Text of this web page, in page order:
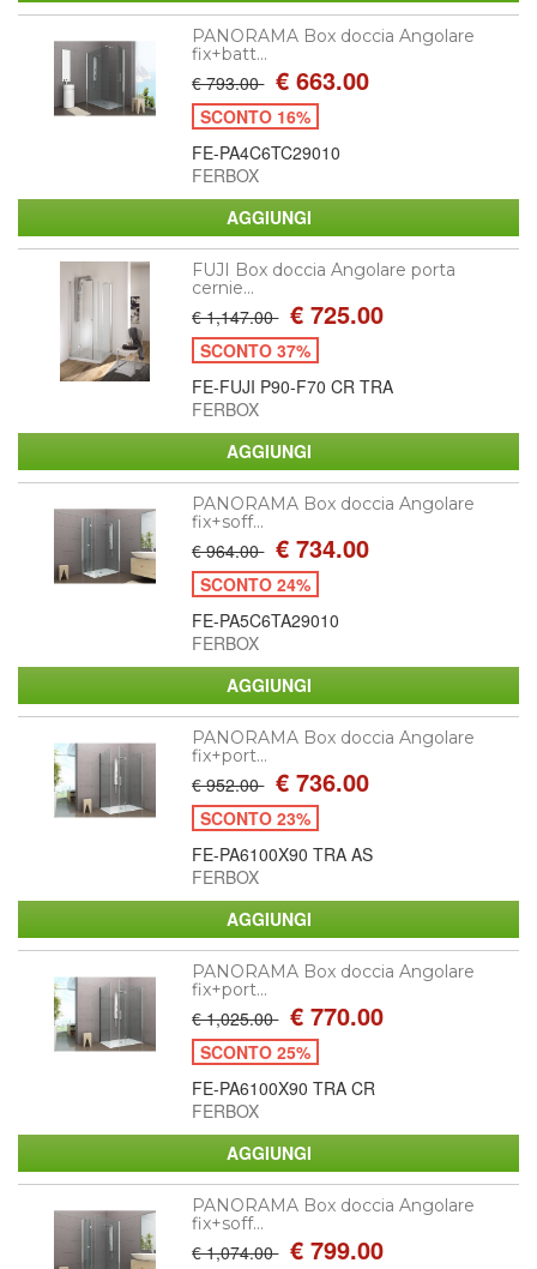
PANORAMA Box doccia Angolare
fix+batt...
€ 793.00 € 663.00
SCONTO 16%
FE-PA4C6TC29010
FERBOX
FUJI Box doccia Angolare porta
cernie...
€ 1,147.00 € 725.00
SCONTO 37%
FE-FUJI P90-F70 CR TRA
FERBOX
PANORAMA Box doccia Angolare
fix+soff...
€ 964.00 € 734.00
SCONTO 24%
FE-PA5C6TA29010
FERBOX
PANORAMA Box doccia Angolare
fix+port...
€ 952.00 € 736.00
SCONTO 23%
FE-PA6100X90 TRA AS
FERBOX
PANORAMA Box doccia Angolare
fix+port...
€ 1,025.00 € 770.00
SCONTO 25%
FE-PA6100X90 TRA CR
FERBOX
PANORAMA Box doccia Angolare
fix+soff...
€ 1,074.00 € 799.00